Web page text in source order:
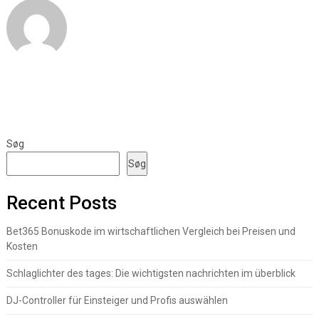
Søg
Søg
Recent Posts
Bet365 Bonuskode im wirtschaftlichen Vergleich bei Preisen und
Kosten
Schlaglichter des tages: Die wichtigsten nachrichten im überblick
DJ-Controller für Einsteiger und Profis auswählen